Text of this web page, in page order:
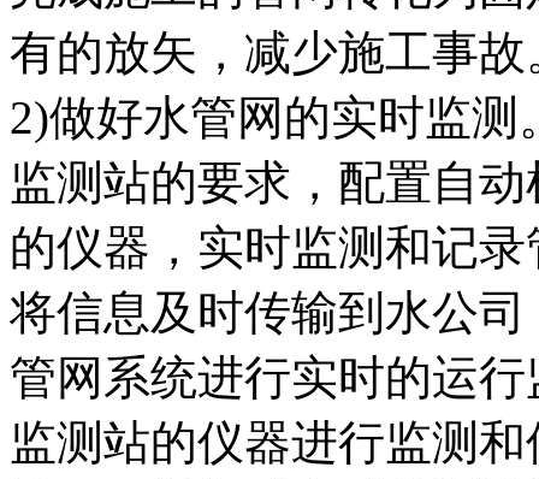
有的放矢，减少施工事故
2)做好水管网的实时监测
监测站的要求，配置自
的仪器，实时监测和记
将信息及时传输到水公
管网系统进行实时的运
监测站的仪器进行监测